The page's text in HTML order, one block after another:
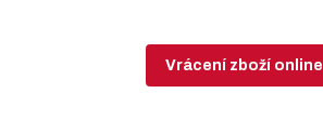
Vrácení zboží online